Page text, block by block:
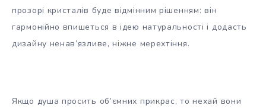
прозорі кристалів буде відмінним рішенням: він
гармонійно впишеться в ідею натуральності і додасть
дизайну ненав’язливе, ніжне мерехтіння.
Якщо душа просить об’ємних прикрас, то нехай вони